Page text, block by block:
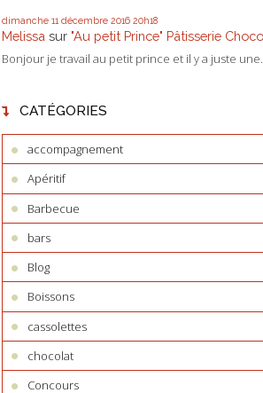
dimanche 11 décembre 2016 20h18
Melissa sur "Au petit Prince" Pâtisserie
Bonjour je travail au petit prince et il y a juste
CATÉGORIES
accompagnement
Apéritif
Barbecue
bars
Blog
Boissons
cassolettes
chocolat
Concours